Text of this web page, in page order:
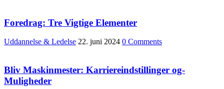
Foredrag: Tre Vigtige Elementer
Uddannelse & Ledelse 22. juni 2024 0 Comments
Bliv Maskinmester: Karriereindstillinger og-
Muligheder